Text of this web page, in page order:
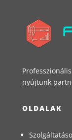
nyújtunk
OLDALAK